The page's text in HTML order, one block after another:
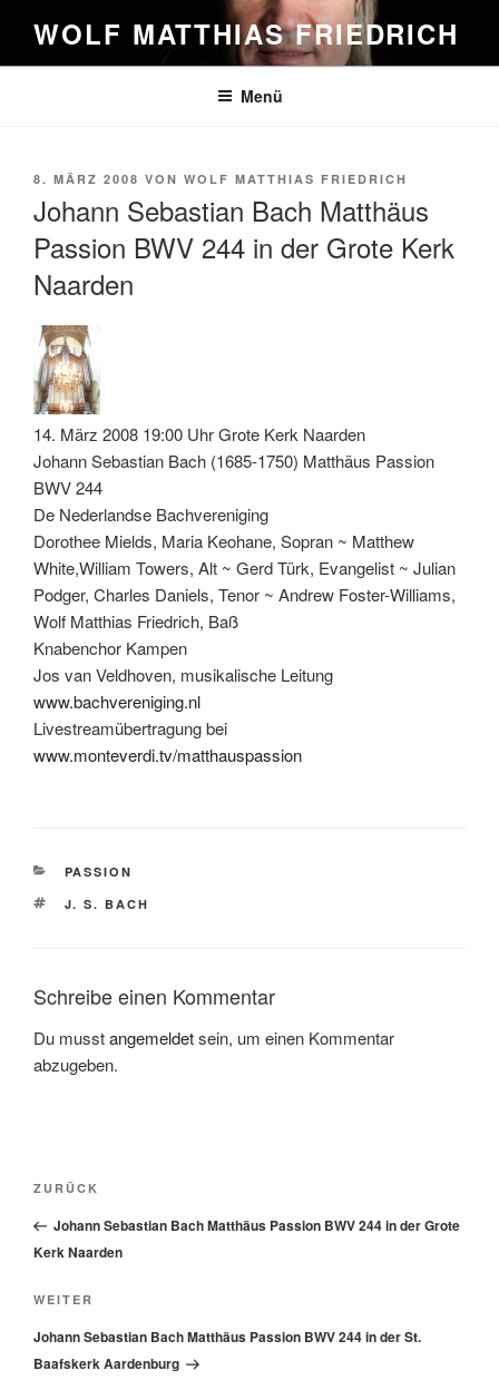
Inhalt
springen
WOLF MATTHIAS FRIEDRICH
Menü
VERÖFFENTLICHT
8. MÄRZ 2008 VON WOLF MATTHIAS FRIEDRICH
Johann Sebastian Bach Matthäus
Passion BWV 244 in der Grote Kerk
Naarden
14. März 2008 19:00 Uhr Grote Kerk Naarden
Johann Sebastian Bach (1685-1750) Matthäus Passion
BWV 244
De Nederlandse Bachvereniging
Dorothee Mields, Maria Keohane, Sopran ~ Matthew
White,William Towers, Alt ~ Gerd Türk, Evangelist ~ Julian
Podger, Charles Daniels, Tenor ~ Andrew Foster-Williams,
Wolf Matthias Friedrich, Baß
Knabenchor Kampen
Jos van Veldhoven, musikalische Leitung
www.bachvereniging.nl
Livestreamübertragung bei
www.monteverdi.tv/matthauspassion
KATEGORIEN
PASSION
SCHLAGWÖRTER
J. S. BACH
Schreibe einen Kommentar
Du musstangemeldetsein, um einen Kommentar
abzugeben.
Beitragsnavigation
Vorheriger
Beitrag
ZURÜCK
Johann Sebastian Bach Matthäus Passion BWV 244 in der Grote
Kerk Naarden
Nächster
Beitrag
WEITER
Johann Sebastian Bach Matthäus Passion BWV 244 in der St.
Baafskerk Aardenburg